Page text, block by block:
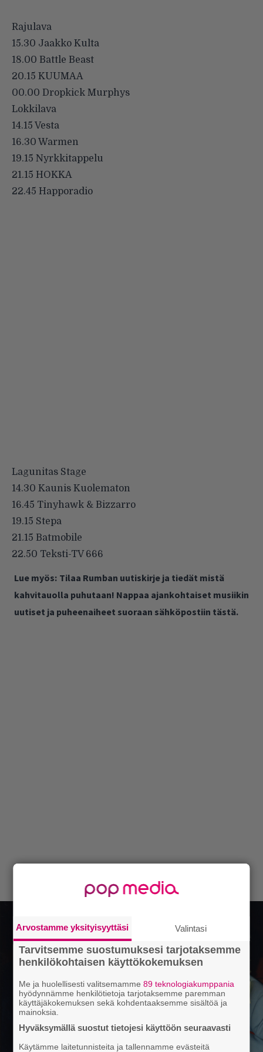
Rajulava
15.30 Jaakko Kulta
18.00 Battle Beast
20.15 KUUMAA
00.00 Dropkick Murphys
Lokkilava
14.15 Vesta
16.30 Warmen
19.15 Nyrkkitappelu
21.15 HOKKA
22.45 Happoradio
Lagunitas Stage
14.30 Kaunis Kuolematon
16.45 Tinyhawk & Bizzarro
19.15 Stepa
21.15 Batmobile
22.50 Teksti-TV 666
Lue myös: Tilaa Rumban uutiskirje ja tiedät mistä
kahvitauolla puhutaan! Nappaa ajankohtaiset musiikin
uutiset ja puheenaiheet suoraan sähköpostiin tästä.
Arvostamme yksityisyyttäsi Valintasi
Tarvitsemme suostumuksesi tarjotaksemme
henkilökohtaisen käyttökokemuksen
Me ja huolellisesti valitsemamme89 teknologiakumppania
hyödynnämme henkilötietoja tarjotaksemme paremman
käyttäjäkokemuksen sekä kohdentaaksemme sisältöä ja
mainoksia.
Hyväksymällä suostut tietojesi käyttöön seuraavasti
Käytämme laitetunnisteita ja tallennamme evästeitä